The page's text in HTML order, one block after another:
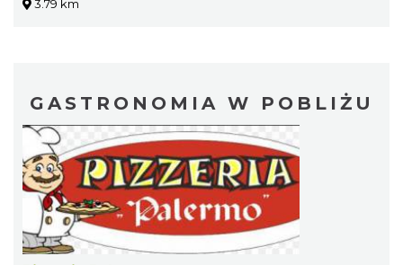
3.79 km
GASTRONOMIA W POBLIŻU